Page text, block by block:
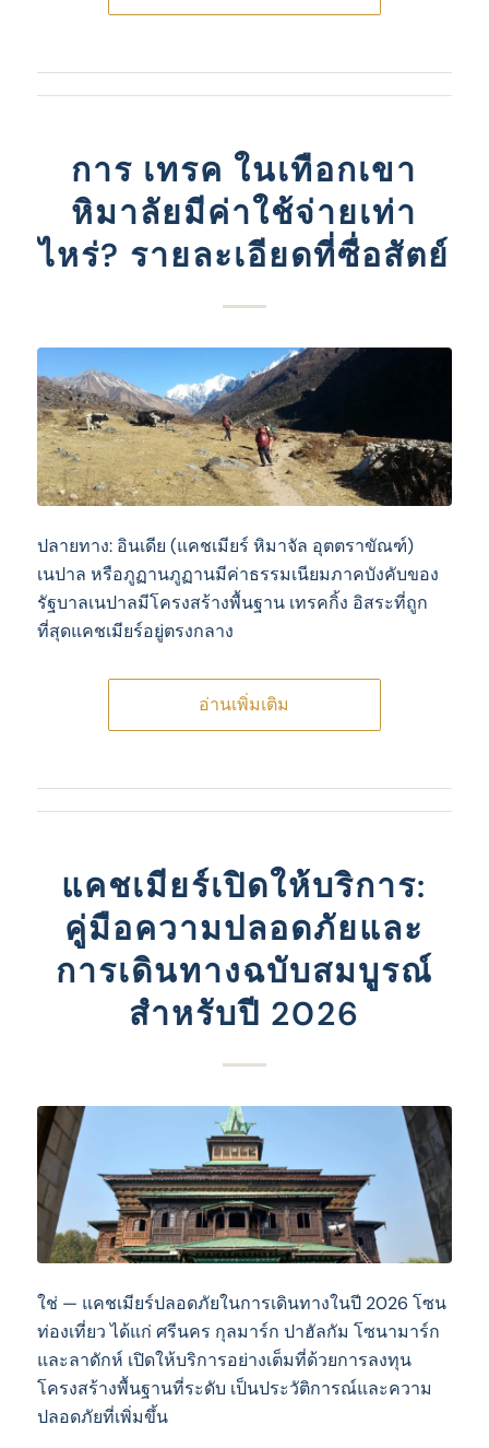
การ เทรค ในเทือกเขา
หิมาลัยมีค่าใช้จ่ายเท่า
ไหร่? รายละเอียดที่ซื่อสัตย์
ปลายทาง: อินเดีย (แคชเมียร์ หิมาจัล อุตตราขัณฑ์)
เนปาล หรือภูฏานภูฏานมีค่าธรรมเนียมภาคบังคับของ
รัฐบาลเนปาลมีโครงสร้างพื้นฐาน เทรคกิ้ง อิสระที่ถูก
ที่สุดแคชเมียร์อยู่ตรงกลาง
อ่านเพิ่มเติม
แคชเมียร์เปิดให้บริการ:
คู่มือความปลอดภัยและ
การเดินทางฉบับสมบูรณ์
สําหรับปี 2026
ใช่ — แคชเมียร์ปลอดภัยในการเดินทางในปี 2026 โซน
ท่องเที่ยว ได้แก่ ศรีนคร กุลมาร์ก ปาฮัลกัม โซนามาร์ก
และลาดักห์ เปิดให้บริการอย่างเต็มที่ด้วยการลงทุน
โครงสร้างพื้นฐานที่ระดับ เป็นประวัติการณ์และความ
ปลอดภัยที่เพิ่มขึ้น